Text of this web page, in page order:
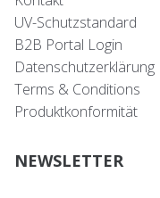
UV-Schutzstandard
B2B Portal Login
Datenschutzerklärung
Terms & Conditions
Produktkonformität
NEWSLETTER